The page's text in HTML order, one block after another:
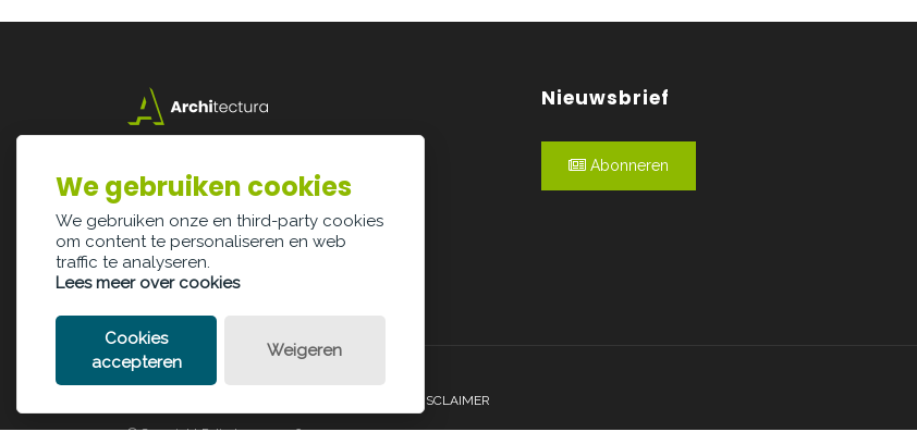
3500 Hasselt
info@architectura.be
Nieuwsbrief
Abonneren
LEGAL DISCLAIMER
We gebruiken cookies
We gebruiken onze en third-party cookies
om content te personaliseren en web
traffic te analyseren.
Lees meer over cookies
Cookies
accepteren
Weigeren